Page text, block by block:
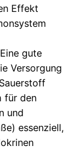
Effekt
gute
Versorgung
für den
und
essenziell,